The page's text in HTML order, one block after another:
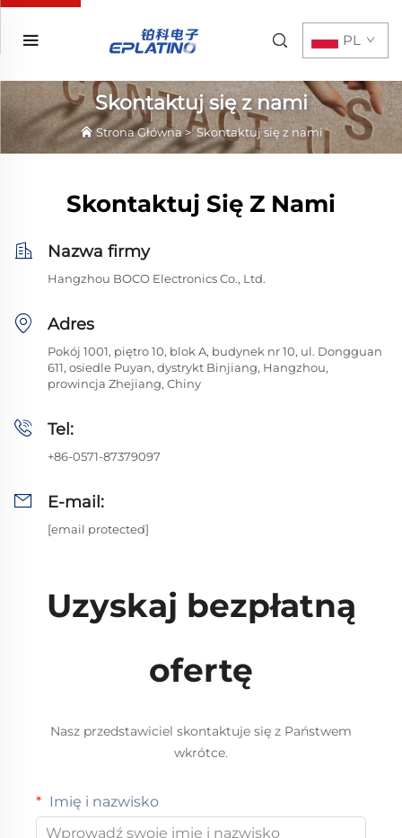
PL
Skontaktuj się z nami
Strona Główna>Skontaktuj się z nami
Skontaktuj Się Z Nami
Nazwa firmy
Hangzhou BOCO Electronics Co., Ltd.
Adres
Pokój 1001, piętro 10, blok A, budynek nr 10, ul. Dongguan
611, osiedle Puyan, dystrykt Binjiang, Hangzhou,
prowincja Zhejiang, Chiny
Tel:
+86-0571-87379097
E-mail:
[email protected]
Uzyskaj bezpłatną
ofertę
Nasz przedstawiciel skontaktuje się z Państwem
wkrótce.
Imię i nazwisko